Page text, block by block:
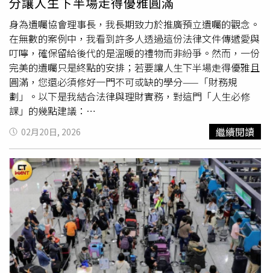
什麼了吧」。
身為遺囑協會理事長，我長期致力於推廣預立遺囑的觀念。
在無數的案例中，我看到許多人透過這份法律文件傳遞愛與
叮嚀，確保留給後代的是溫暖的禮物而非紛爭。然而，一份
完美的遺囑只是終點的安排；若要讓人生下半場走得優雅且
圓滿，您還必須修好一門不可或缺的學分——「財務規
劃」。以下是我結合法律與理財實務，對這門「人生必修
課」的幾點建議：
________________________________________一、 人
生無法逃避的「必修學分」在學校，您可以選擇感興趣的通
識課；但在社會大學，理財則是攸關能否「順利畢業」的必
修項目。「不理財，財不理你」並非口號，而是殘酷的現
實。不論資產多寡、身分為何，缺乏長遠規劃的最終結果，
往往是財務狀況的失控。對步入熟齡的朋友來說，若年輕時
未曾妥善布局，晚年可能面臨資產流失或失去生活自主權的
窘境，屆時再完善的遺囑也難以彌補經濟上的缺口。二、
資源的跨時空配置：延遲享樂的智慧理財的真諦不是縮衣節
食，而是「精準的分配」。心理學著名的「棉花糖實驗」對
理財極具啟發性：那些能為了未來收穫而忍住眼前誘惑的孩
02月20日, 2026 繼續閱讀